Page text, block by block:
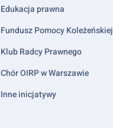
Edukacja prawna
Fundusz Pomocy Koleżeńskiej
Klub Radcy Prawnego
Chór OIRP w Warszawie
Inne inicjatywy